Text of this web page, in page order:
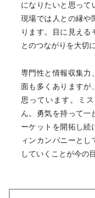
になりたいと思って
現場では人との縁や
ります。目に見える
とのつながりを大切
専門性と情報収集力
面も多くありますが
思っています。ミ
ん。勇気を持って一
ーケットを開拓し続
ィンカンパニーと
していくことが今の